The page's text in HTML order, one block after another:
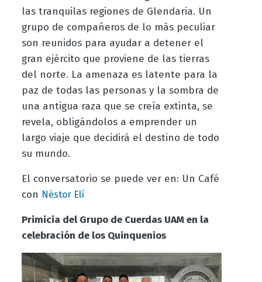
las tranquilas regiones de Glendaria. Un
grupo de compañeros de lo más peculiar
son reunidos para ayudar a detener el
gran ejército que proviene de las tierras
del norte. La amenaza es latente para la
paz de todas las personas y la sombra de
una antigua raza que se creía extinta, se
revela, obligándolos a emprender un
largo viaje que decidirá el destino de todo
su mundo.
El conversatorio se puede ver en: Un Café
con Néstor Elí
Primicia del Grupo de Cuerdas UAM en la
celebración de los Quinquenios